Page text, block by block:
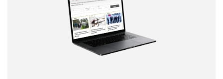
Correo electrónico
Tipo de comentario